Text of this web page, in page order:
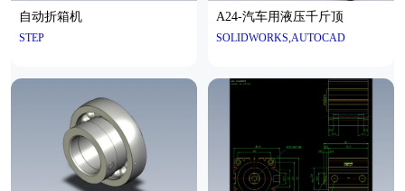
自动折箱机
STEP
A24-汽车用液压千斤顶
SOLIDWORKS,AUTOCAD